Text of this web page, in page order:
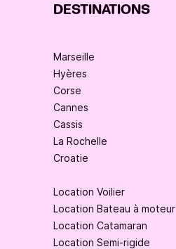
DESTINATIONS
Marseille
Hyères
Corse
Cannes
Cassis
La Rochelle
Croatie
Location Voilier
Location Bateau à moteur
Location Catamaran
Location Semi-rigide